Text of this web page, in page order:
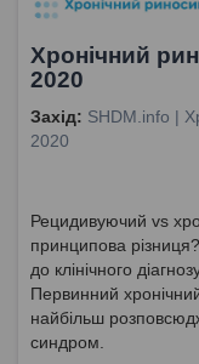
Хронічний
2020
Захід: SHDM.info |
2020
Рецидивуючий vs
принципова
до клінічного
Первинний
найбільш
синдром.